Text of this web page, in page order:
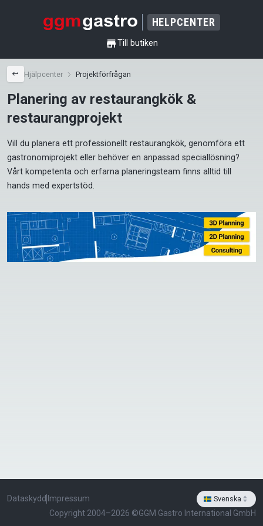
HELPCENTER
shopTill butiken
back Hjälpcenter Projektförfrågan
Planering av restaurangkök &
restaurangprojekt
Vill du planera ett professionellt restaurangkök, genomföra ett
gastronomiprojekt eller behöver en anpassad speciallösning?
Vårt kompetenta och erfarna planeringsteam finns alltid till
hands med expertstöd.
Dataskydd Impressum Svenska select-arrows
Copyright 2004–2026 ©GGM Gastro International GmbH